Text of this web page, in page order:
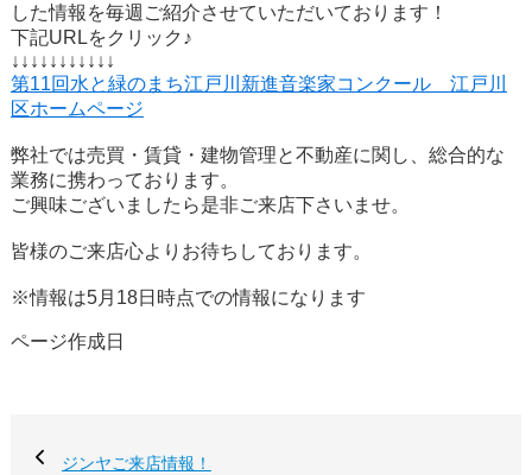
した情報を毎週ご紹介させていただいております！
下記URLをクリック♪
↓↓↓↓↓↓↓↓↓↓↓
第11回水と緑のまち江戸川新進音楽家コンクール 江戸川
区ホームページ
弊社では売買・賃貸・建物管理と不動産に関し、総合的な
業務に携わっております。
ご興味ございましたら是非ご来店下さいませ。
皆様のご来店心よりお待ちしております。
※情報は5月18日時点での情報になります
ページ作成日
ジンヤご来店情報！